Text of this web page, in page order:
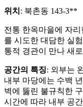
위치 : 북촌동 143-3**
전통 한옥마을에 자
를 시도한 대담한 실
통적 경관이 만나 새
공간의 특징: 외부는
내부 마당에는 수백
벽에 뚫린 불규칙한
시간에 따라 내부 공